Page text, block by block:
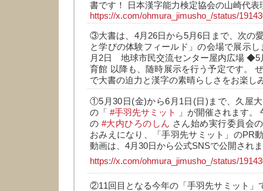
書です！ 日本漢字能力検定協会の山崎代表
https://x.com/ohmura_jimusho_/status/
③大書は、4月26日から5月6日まで、次の
と学びの体験フィールド」の会場で展示
月2日 地球市民交流センター屋内広場
育館 以降も、随時展示を行う予定です。
で大書の迫力と漢字の素晴らしさをお楽し
①5月30日(金)から6月1日(日)まで、久屋
の「 #手羽先サミット
」が開催されます。
の #大内ひろのしん さん始め実行委員会
おみえになり、「手羽先サミット」のPR
動画は、4月30日から公式SNSで公開され
https://x.com/ohmura_jimusho_/status/
②11回目となる今年の「手羽先サミット」